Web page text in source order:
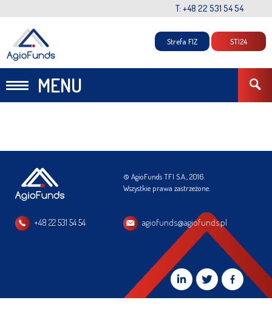
T: +48 22 531 54 54
MENU
Strefa FIZ STI24
© AgioFunds TFI S.A., 2016.
Wszystkie prawa zastrzeżone.
+48 22 531 54 54 agiofunds@agiofunds.pl